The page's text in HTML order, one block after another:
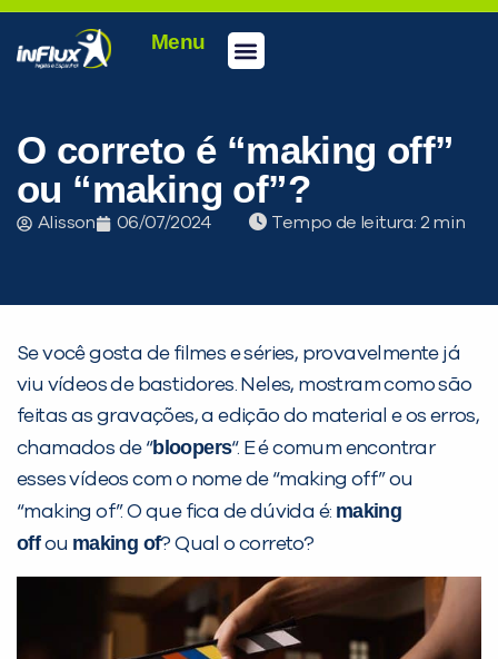
Menu
O correto é “making off”
ou “making of”?
Alisson 06/07/2024 Tempo de leitura:
Se você gosta de filmes e séries, provavelmente já
viu vídeos de bastidores. Neles, mostram como são
feitas as gravações, a edição do material e os erros,
chamados de “bloopers“. E é comum encontrar
esses vídeos com o nome de “making off” ou
“making of”. O que fica de dúvida é: making
offou making of? Qual o correto?
PEÇA UMA DEMONSTRAÇÃO DE MÉTODO
Desculpe!
Não encontramos nenhuma unidade